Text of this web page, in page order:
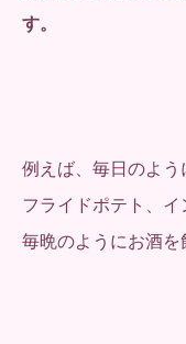
す。
例えば、毎日のよ
フライドポテト、
毎晩のようにお酒